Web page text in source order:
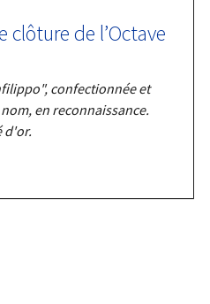
clôture de l’Octave
confectionnée et
en reconnaissance.
d'or.